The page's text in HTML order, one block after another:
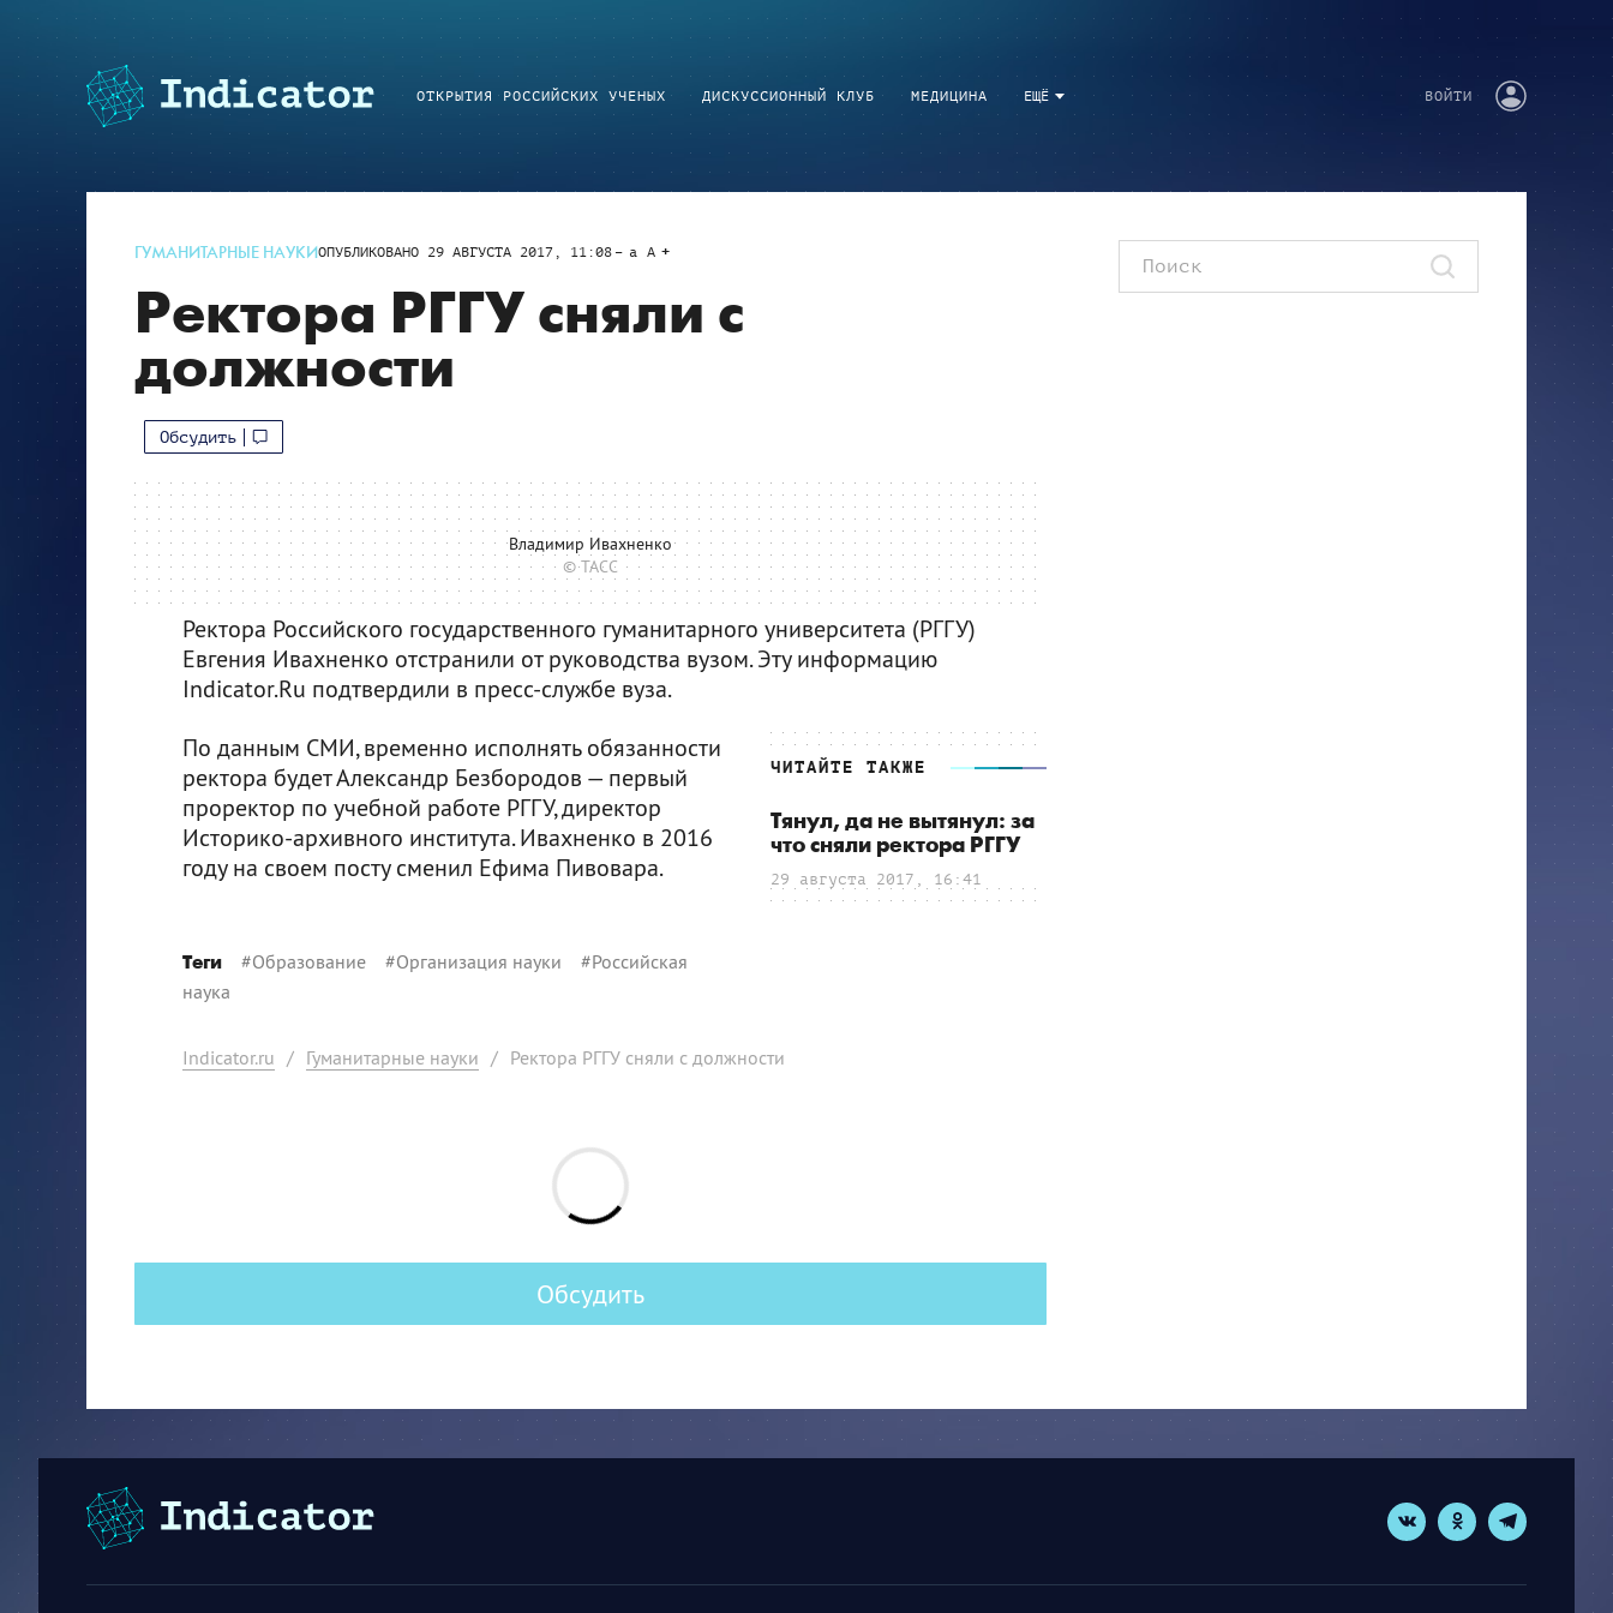
ЕЩЁ
ОТКРЫТИЯ РОССИЙСКИХ УЧЕНЫХ ДИСКУССИОННЫЙ КЛУБ МЕДИЦИНА ВОЙТИ
ГУМАНИТАРНЫЕ НАУКИОПУБЛИКОВАНО 29 АВГУСТА 2017, 11:08 a A
Ректора РГГУ сняли с
должности
Обсудить
Владимир Ивахненко
© ТАСС
Ректора Российского государственного гуманитарного университета (РГГУ)
Евгения Ивахненко отстранили от руководства вузом. Эту информацию
Indicator.Ru подтвердили в пресс-службе вуза.
ЧИТАЙТЕ ТАКЖЕ
Тянул, да не вытянул: за
что сняли ректора РГГУ
29 августа 2017, 16:41
По данным СМИ, временно исполнять обязанности
ректора будет Александр Безбородов — первый
проректор по учебной работе РГГУ, директор
Историко-архивного института. Ивахненко в 2016
году на своем посту сменил Ефима Пивовара.
Теги #Образование #Организация науки #Российская
наука
Indicator.ru / Гуманитарные науки / Ректора РГГУ сняли с должности
Обсудить